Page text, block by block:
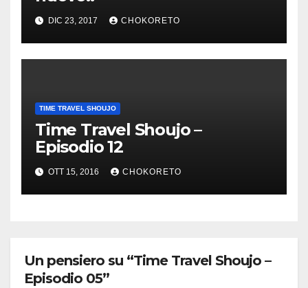
DIC 23, 2017 CHOKORETO
TIME TRAVEL SHOUJO
Time Travel Shoujo –
Episodio 12
OTT 15, 2016 CHOKORETO
Un pensiero su “Time Travel Shoujo –
Episodio 05”